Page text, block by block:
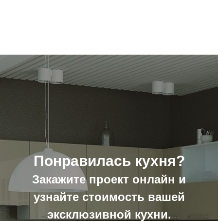
Понравилась кухня?
Закажите проект онлайн и
узнайте стоимость вашей
эксклюзивной кухни.